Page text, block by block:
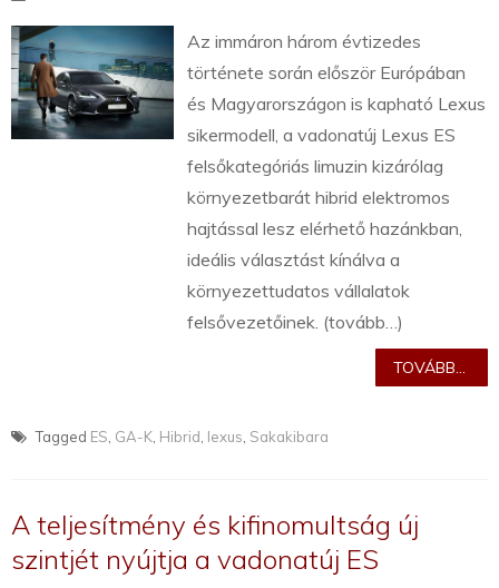
Az immáron három évtizedes
története során először Európában
és Magyarországon is kapható Lexus
sikermodell, a vadonatúj Lexus ES
felsőkategóriás limuzin kizárólag
környezetbarát hibrid elektromos
hajtással lesz elérhető hazánkban,
ideális választást kínálva a
környezettudatos vállalatok
felsővezetőinek. (tovább…)
TOVÁBB...
Tagged ES GA-K Hibrid lexus Sakakibara
A teljesítmény és kifinomultság új
szintjét nyújtja a vadonatúj ES